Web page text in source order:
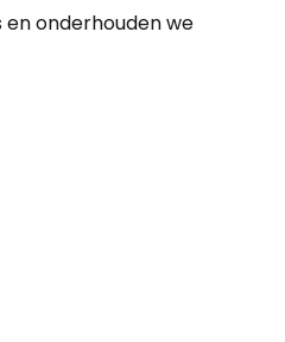
onderhouden we